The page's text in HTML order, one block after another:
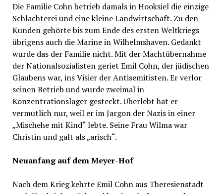
Die Familie Cohn betrieb damals in Hooksiel die einzige
Schlachterei und eine kleine Landwirtschaft. Zu den
Kunden gehörte bis zum Ende des ersten Weltkriegs
übrigens auch die Marine in Wilhelmshaven. Gedankt
wurde das der Familie nicht. Mit der Machtübernahme
der Nationalsozialisten geriet Emil Cohn, der jüdischen
Glaubens war, ins Visier der Antisemitisten. Er verlor
seinen Betrieb und wurde zweimal in
Konzentrationslager gesteckt. Überlebt hat er
vermutlich nur, weil er im Jargon der Nazis in einer
„Mischehe mit Kind“ lebte. Seine Frau Wilma war
Christin und galt als „arisch“.
Neuanfang auf dem Meyer-Hof
Nach dem Krieg kehrte Emil Cohn aus Theresienstadt